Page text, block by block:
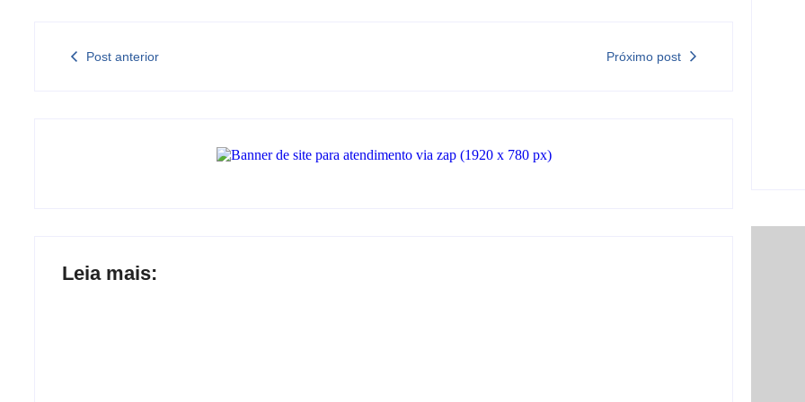
Post anterior Próximo post
Leia mais: